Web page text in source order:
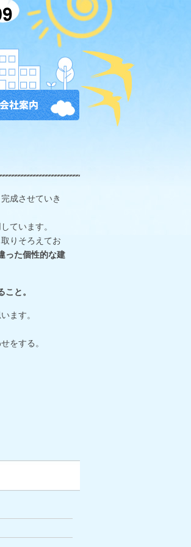
成させていき
ています。
りそろえてお
った個性的な建
と。
ます。
をする。